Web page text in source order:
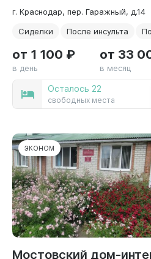
г. Краснодар, пер. Гаражный, д.14
Сиделки
После инсульта
Осталось 22
свободных места
от 1 100 ₽
в день
от 33
в месяц
ЭКОНОМ
Мостовский дом-